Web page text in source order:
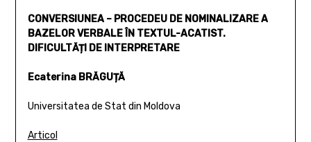
CONVERSIUNEA – PROCEDEU DE NOMINALIZARE A
BAZELOR VERBALE ÎN TEXTUL-ACATIST.
DIFICULTĂȚI DE INTERPRETARE
Ecaterina BRĂGUȚĂ
Universitatea de Stat din Moldova
Articol